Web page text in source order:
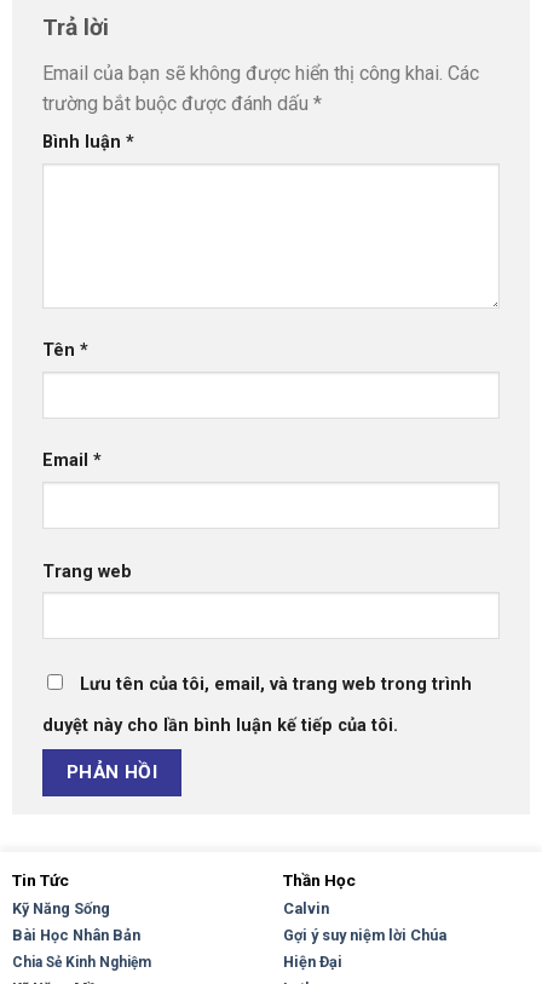
Trả lời
Email của bạn sẽ không được hiển thị công khai. Các
trường bắt buộc được đánh dấu *
Bình luận *
Tên *
Email *
Trang web
Lưu tên của tôi, email, và trang web trong trình
duyệt này cho lần bình luận kế tiếp của tôi.
Tin Tức
Kỹ Năng Sống
Bài Học Nhân Bản
Chia Sẻ Kinh Nghiệm
Thần Học
Calvin
Gợi ý suy niệm lời Chúa
Hiện Đại